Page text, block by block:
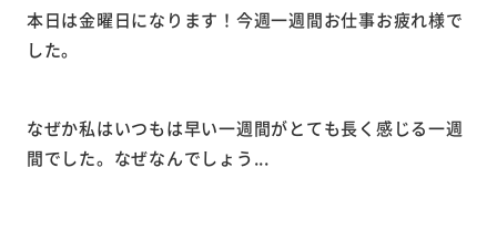
本日は金曜日になります！今週一週間お仕事お疲れ様で
した。
なぜか私はいつもは早い一週間がとても長く感じる一週
間でした。なぜなんでしょう...